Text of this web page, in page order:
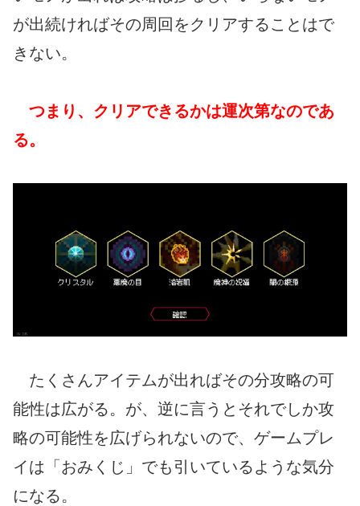
が出続ければその周回をクリアすることはで
きない。
つまり、クリアできるかは運次第なのであ
る。
たくさんアイテムが出ればその分攻略の可
能性は広がる。が、逆に言うとそれでしか攻
略の可能性を広げられないので、ゲームプレ
イは「おみくじ」でも引いているような気分
になる。